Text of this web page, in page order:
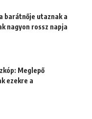
barátnője utaznak a
nagyon rossz napja
Meglepő
ezekre a